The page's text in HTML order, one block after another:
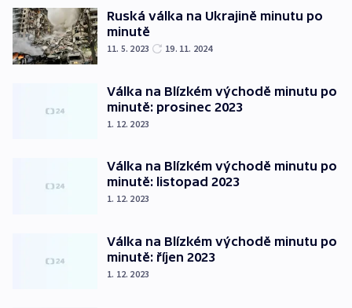
Ruská válka na Ukrajině minutu po
minutě
11. 5. 2023 19. 11. 2024
Válka na Blízkém východě minutu po
minutě: prosinec 2023
1. 12. 2023
Válka na Blízkém východě minutu po
minutě: listopad 2023
1. 12. 2023
Válka na Blízkém východě minutu po
minutě: říjen 2023
1. 12. 2023